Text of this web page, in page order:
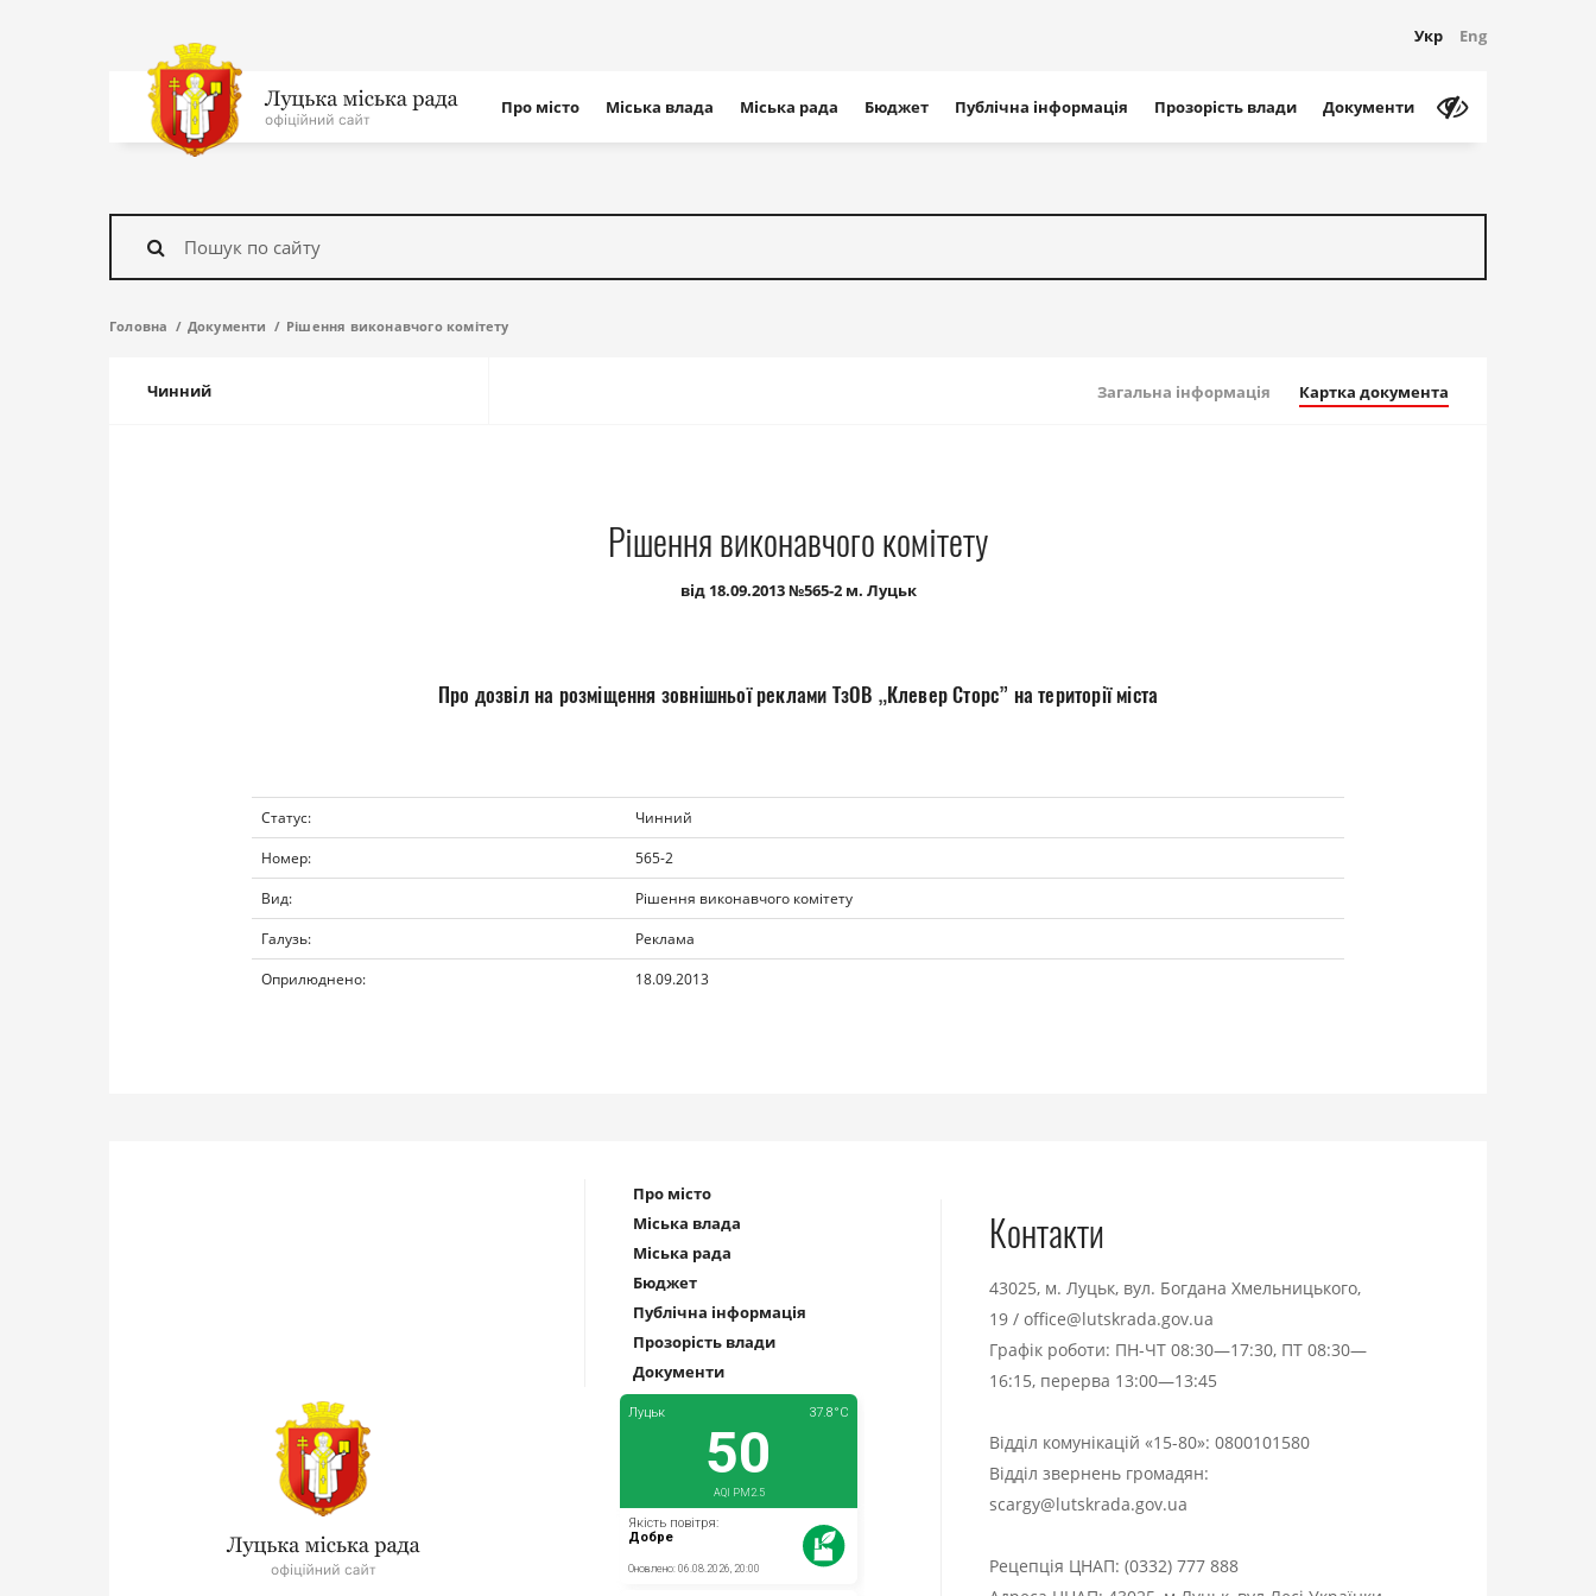
Укр Eng
На
головну
сайту
Про місто Міська влада Міська рада Бюджет Публічна інформація Прозорість влади Документи
Знайти
Головна Документи Рішення виконавчого комітету
Чинний Загальна інформація Картка документа
Рішення виконавчого комітету
від 18.09.2013 №565-2 м. Луцьк
Про дозвіл на розміщення зовнішньої реклами ТзОВ „Клевер Сторс” на території міста
Статус:
Чинний
Номер:
565-2
Вид:
Рішення виконавчого комітету
Галузь:
Реклама
Оприлюднено:
18.09.2013
Про місто
Міська влада
Міська рада
Бюджет
Публічна інформація
Прозорість влади
Документи
Контакти
43025, м. Луцьк, вул. Богдана Хмельницького,
19 / office@lutskrada.gov.ua
Графік роботи: ПН-ЧТ 08:30—17:30, ПТ 08:30—
16:15, перерва 13:00—13:45
Відділ комунікацій «15-80»: 0800101580
Відділ звернень громадян:
scargy@lutskrada.gov.ua
Рецепція ЦНАП: (0332) 777 888